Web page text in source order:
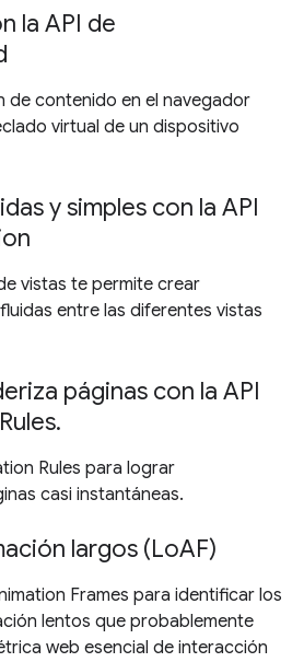
la API de
de contenido en el navegador
virtual de un dispositivo
y simples con la API
vistas te permite crear
entre las diferentes vistas
páginas con la API
Rules para lograr
casi instantáneas.
largos (LoAF)
Frames para identificar los
lentos que probablemente
web esencial de interacción